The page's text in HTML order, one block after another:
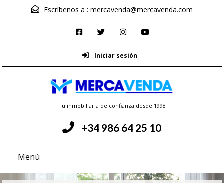
Escríbenos a : mercavenda@mercavenda.com
Iniciar sesión
Tu inmobiliaria de confianza desde 1998
+34 986 64 25 10
Menú